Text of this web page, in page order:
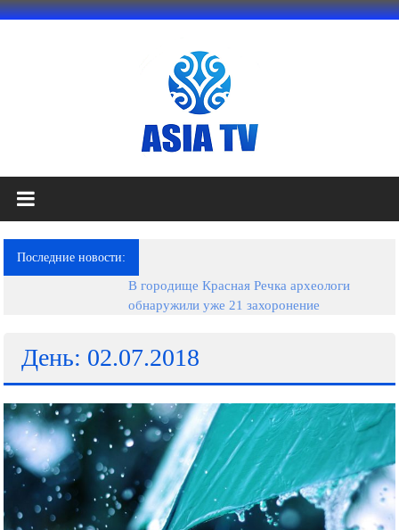
Перейти
АЗИЯ
ТВ
это
телеканал
фильмы,
музыкальные
рекламные
ролики
и
презентации.
Последние новости:
В городище Красная Речка археологи
обнаружили уже 21 захоронение
День: 02.07.2018